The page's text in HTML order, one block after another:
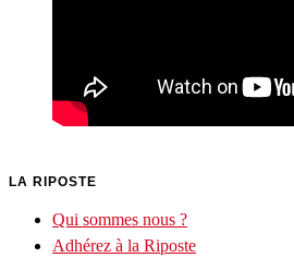
LA RIPOSTE
Qui sommes nous ?
Adhérez à la Riposte